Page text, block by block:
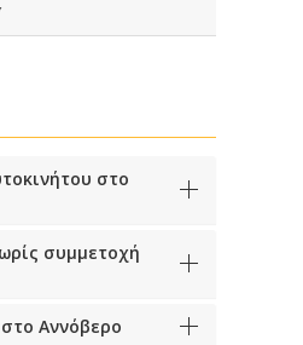
στο
συμμετοχή
Αννόβερο